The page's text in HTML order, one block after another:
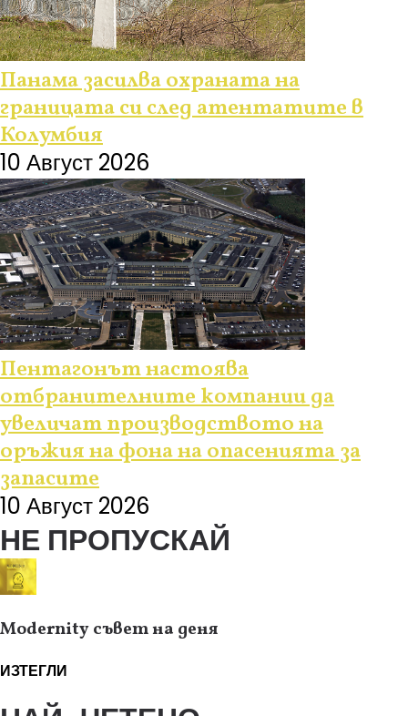
Панама засилва охраната на
границата си след атентатите в
Колумбия
10 Август 2026
Пентагонът настоява
отбранителните компании да
увеличат производството на
оръжия на фона на опасенията за
запасите
10 Август 2026
НЕ ПРОПУСКАЙ
Modernity съвет на деня
ИЗТЕГЛИ